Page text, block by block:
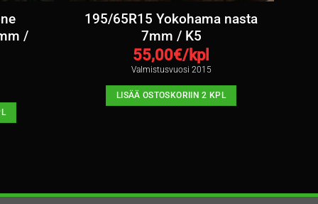
/
195/65R15 Yokohama nasta
7mm / K5
55,00€/kpl
Valmistusvuosi 2015
LISÄÄ OSTOSKORIIN 2 KPL